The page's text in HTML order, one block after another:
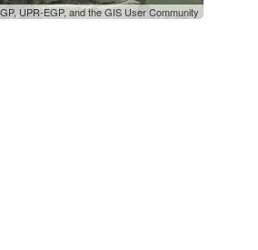
UPR-EGP, and the GIS User Community